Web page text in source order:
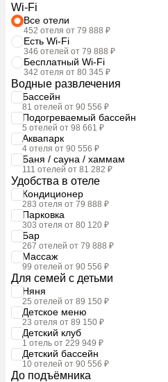
Wi-Fi
Все отели
452 отеля от 79 888 ₽
Есть Wi-Fi
346 отелей от 79 888 ₽
Бесплатный Wi-Fi
342 отеля от 80 345 ₽
Водные развлечения
Бассейн
81 отелей от 90 556 ₽
Подогреваемый бассейн
5 отелей от 98 661 ₽
Аквапарк
4 отеля от 90 556 ₽
Баня / сауна / хаммам
111 отелей от 81 282 ₽
Удобства в отеле
Кондиционер
283 отеля от 79 888 ₽
Парковка
303 отеля от 80 120 ₽
Бар
267 отелей от 79 888 ₽
Массаж
99 отелей от 90 556 ₽
Для семей с детьми
Няня
25 отелей от 89 150 ₽
Детское меню
23 отеля от 89 150 ₽
Детский клуб
1 отель от 229 949 ₽
Детский бассейн
10 отелей от 90 556 ₽
До подъёмника